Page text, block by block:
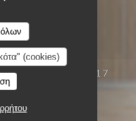
(cookies)
75017